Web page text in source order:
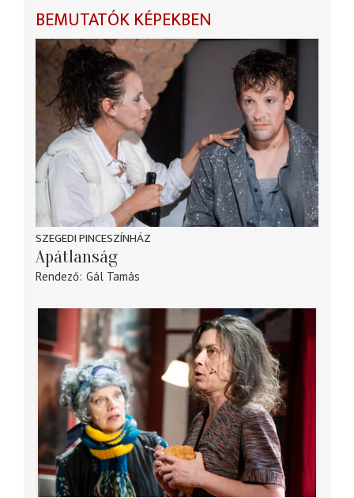
BEMUTATÓK KÉPEKBEN
SZEGEDI PINCESZÍNHÁZ
Apátlanság
Rendező Gál Tamás